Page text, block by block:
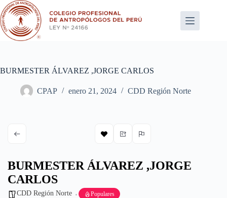
Saltar
al
contenido
BURMESTER ÁLVAREZ ,JORGE CARLOS
CPAP enero 21, 2024 CDD Región Norte
BURMESTER ÁLVAREZ ,JORGE
CARLOS
CDD Región Norte Populares